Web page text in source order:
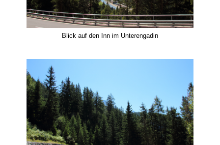
Blick auf den Inn im Unterengadin